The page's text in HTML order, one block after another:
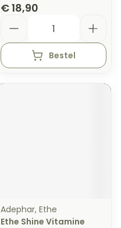
€ 18,90
Bestel
Adephar, Ethe
Ethe Shine Vitamine